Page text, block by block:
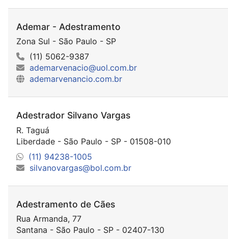
Ademar - Adestramento
Zona Sul - São Paulo - SP
(11) 5062-9387
ademarvenacio@uol.com.br
ademarvenancio.com.br
Adestrador Silvano Vargas
R. Taguá
Liberdade - São Paulo - SP - 01508-010
(11) 94238-1005
silvanovargas@bol.com.br
Adestramento de Cães
Rua Armanda, 77
Santana - São Paulo - SP - 02407-130